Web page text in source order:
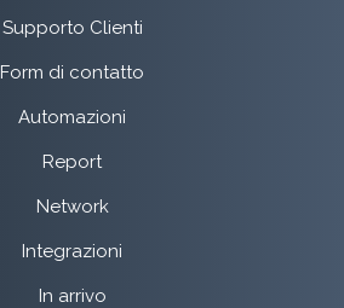
Supporto Clienti
Form di contatto
Automazioni
Report
Network
Integrazioni
In arrivo